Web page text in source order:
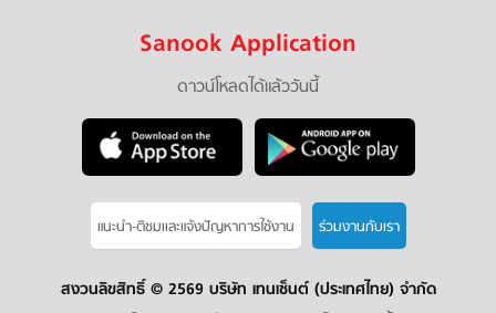
Sanook Application
ดาวน์โหลดได้แล้ววันนี้
แนะนำ-ติชมเเละแจ้งปัญหาการใช้งาน ร่วมงานกับเรา
สงวนลิขสิทธิ์ © 2569 บริษัท เทนเซ็นต์ (ประเทศไทย) จำกัด